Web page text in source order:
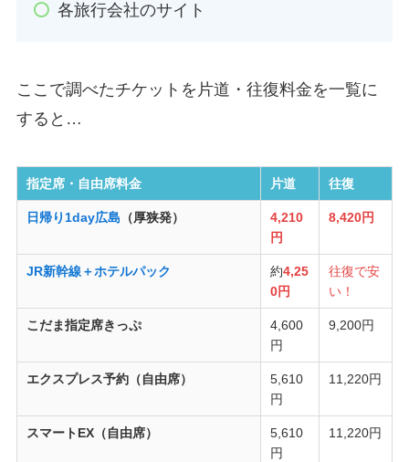
各旅行会社のサイト
ここで調べたチケットを片道・往復料金を一覧に
すると…
指定席・自由席料金 片道 往復
日帰り1day広島 （厚狭発）
4,210
円
8,420円
JR新幹線＋ホテルパック 約4,25
0円
往復で安
い！
こだま指定席きっぷ
4,600
円
9,200円
エクスプレス予約（自由席）
5,610
円
11,220円
スマートEX（自由席）
5,610
円
11,220円